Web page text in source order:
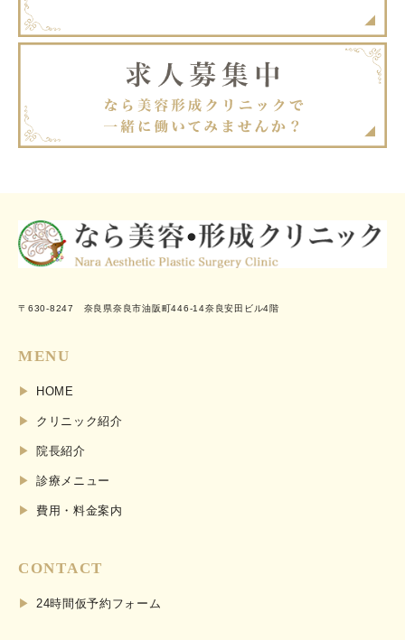
〒630-8247 奈良県奈良市油阪町446-14奈良安田ビル4階
MENU
HOME
クリニック紹介
院長紹介
診療メニュー
費用・料金案内
CONTACT
24時間仮予約フォーム